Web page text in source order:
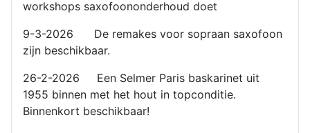
workshops saxofoononderhoud doet
9-3-2026 De remakes voor sopraan saxofoon
zijn beschikbaar.
26-2-2026 Een Selmer Paris baskarinet uit
1955 binnen met het hout in topconditie.
Binnenkort beschikbaar!